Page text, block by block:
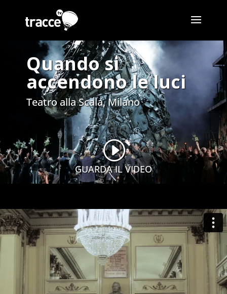
Quando si
accendono le luci
Teatro alla Scala, Milano
I
GUARDA IL VIDEO